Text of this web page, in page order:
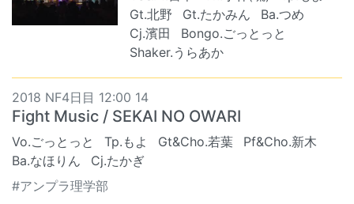
Gt.北野
Gt.たかみん
Ba.つめ
Cj.濱田
Bongo.ごっとっと
Shaker.うらあか
2018 NF4日目 12:00 14
Fight Music / SEKAI NO OWARI
Vo.ごっとっと Tp.もよ Gt&Cho.若葉
Pf&Cho.新木
Ba.なほりん
Cj.たかぎ
#アンプラ理学部